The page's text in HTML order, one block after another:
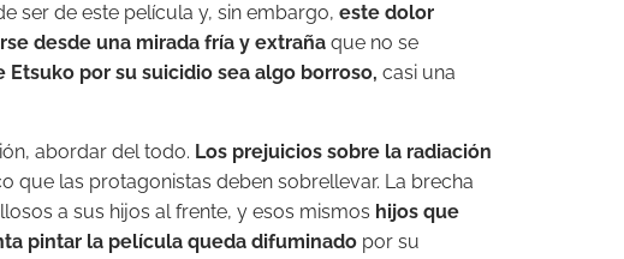
ser de este película y, sin embargo, este dolor
desde una mirada fría y extraña que no se
Etsuko por su suicidio sea algo borroso, casi una
abordar del todo. Los prejuicios sobre la radiación
que las protagonistas deben sobrellevar. La brecha
a sus hijos al frente, y esos mismos hijos que
pintar la película queda difuminado por su